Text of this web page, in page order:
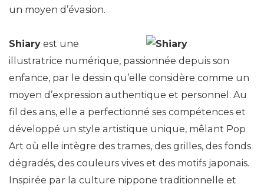
un moyen d’évasion.
Shiary est une
illustratrice numérique, passionnée depuis son
enfance, par le dessin qu’elle considère comme un
moyen d’expression authentique et personnel. Au
fil des ans, elle a perfectionné ses compétences et
développé un style artistique unique, mêlant Pop
Art où elle intègre des trames, des grilles, des fonds
dégradés, des couleurs vives et des motifs japonais.
Inspirée par la culture nippone traditionnelle et